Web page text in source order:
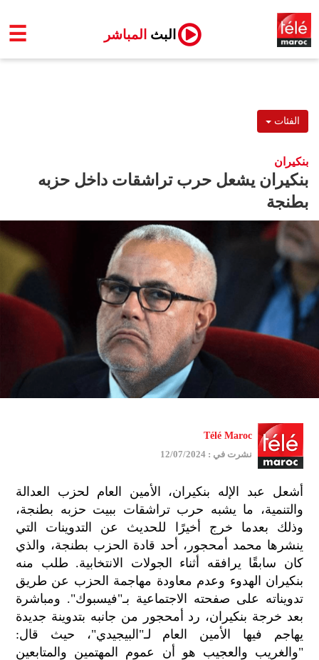
☰ البث المباشر
الفئات
بنكيران
بنكيران يشعل حرب تراشقات داخل حزبه
بطنجة
Télé Maroc
نشرت في : 12/07/2024
أشعل عبد الإله بنكيران، الأمين العام لحزب العدالة
والتنمية، ما يشبه حرب تراشقات ببيت حزبه بطنجة،
وذلك بعدما خرج أخيرًا للحديث عن التدوينات التي
ينشرها محمد أمحجور، أحد قادة الحزب بطنجة، والذي
كان سابقًا يرافقه أثناء الجولات الانتخابية. طلب منه
بنكيران الهدوء وعدم معاودة مهاجمة الحزب عن طريق
تدويناته على صفحته الاجتماعية بـ"فيسبوك". ومباشرة
بعد خرجة بنكيران، رد أمحجور من جانبه بتدوينة جديدة
يهاجم فيها الأمين العام لـ"البيجيدي"، حيث قال:
"والغريب والعجيب هو أن عموم المهتمين والمتابعين